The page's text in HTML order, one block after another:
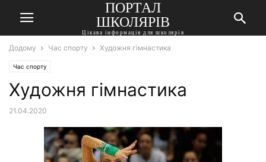
ПОРТАЛ
ШКОЛЯРІВ
Цікава інформація для школярів
Додому Час спорту Художня гімнастика
Час спорту
Художня гімнастика
21.04.2020